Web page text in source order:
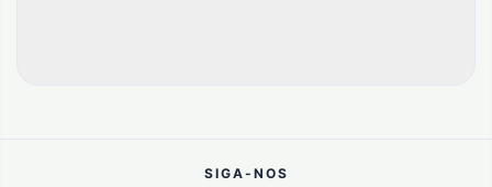
SIGA-NOS